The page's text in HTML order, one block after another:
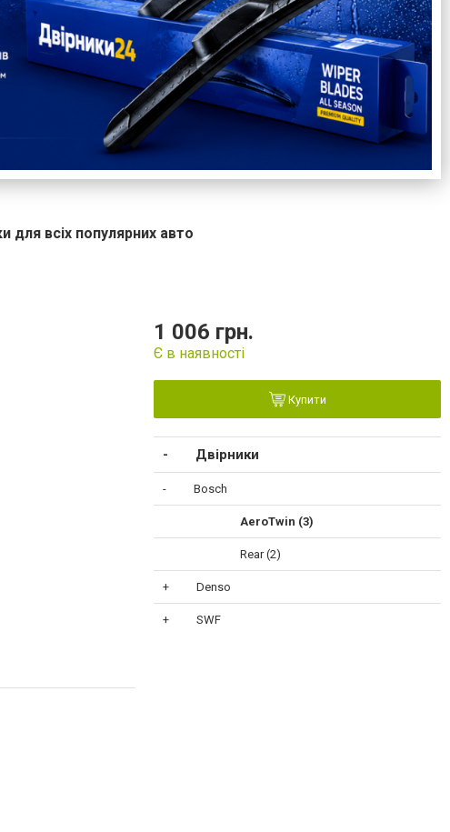
для всіх популярних авто
1 006 грн.
Є в наявності
Купити
Двірники
Bosch
AeroTwin (3)
Rear (2)
Denso
SWF